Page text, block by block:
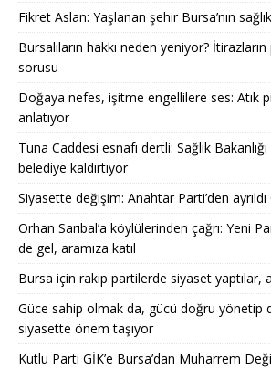
Fikret Aslan: Yaşlanan şehir Bursa’nın
Bursalıların hakkı neden yeniyor?
sorusu
Doğaya nefes, işitme engellilere ses: Atık
anlatıyor
Tuna Caddesi esnafı dertli: Sağlık
belediye kaldırtıyor
Siyasette değişim: Anahtar Parti’den ayrıldı
Orhan Sarıbal’a köylülerinden çağrı: Yeni
de gel, aramıza katıl
Bursa için rakip partilerde siyaset yaptılar,
Güce sahip olmak da, gücü doğru yönetip
siyasette önem taşıyor
Kutlu Parti GİK’e Bursa’dan Muharrem